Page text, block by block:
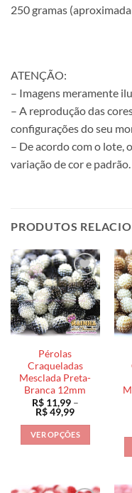
250 gramas
ATENÇÃO:
– Imagens meramente
– A reprodução das
configurações do seu
– De acordo com o lote,
variação de cor e padrão.
PRODUTOS
Pérolas
Craqueladas
Mesclada Preta-
Branca 12mm
R$11,99 –
R$49,99Faixa
preço:
R$ 11,99
através
VER OPÇÕES